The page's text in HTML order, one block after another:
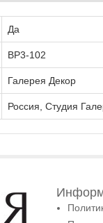
Да
ВР3-102
Галерея Декор
Россия, Студия